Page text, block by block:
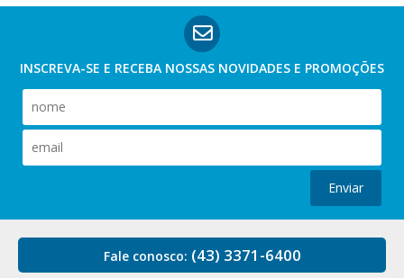
INSCREVA-SE E RECEBA NOSSAS NOVIDADES E PROMOÇÕES
Enviar
Fale conosco: (43) 3371-6400